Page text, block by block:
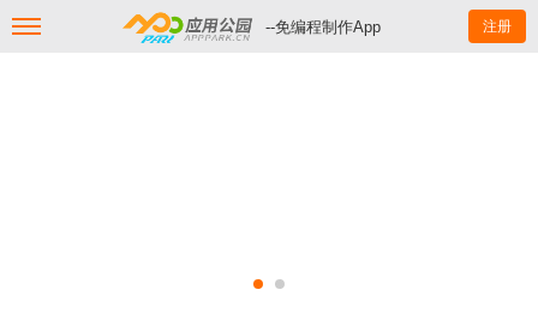
--免编程制作App 注册